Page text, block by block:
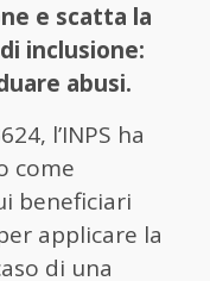
e scatta la
inclusione:
abusi.
l’INPS ha
come
beneficiari
applicare la
di una